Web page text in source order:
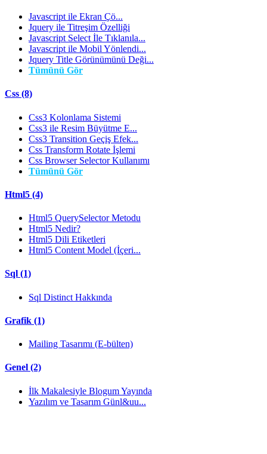
Javascript ile Ekran Çö...
Jquery ile Titreşim Özelliği
Javascript Select İle Tıklanıla...
Javascript ile Mobil Yönlendi...
Jquery Title Görünümünü Deği...
Tümünü Gör
Css (8)
Css3 Kolonlama Sistemi
Css3 ile Resim Büyütme E...
Css3 Transition Geçiş Efek...
Css Transform Rotate İşlemi
Css Browser Selector Kullanımı
Tümünü Gör
Html5 (4)
Html5 QuerySelector Metodu
Html5 Nedir?
Html5 Dili Etiketleri
Html5 Content Model (İçeri...
Sql (1)
Sql Distinct Hakkında
Grafik (1)
Mailing Tasarımı (E-bülten)
Genel (2)
İlk Makalesiyle Blogum Yayında
Yazılım ve Tasarım Günl&uu...